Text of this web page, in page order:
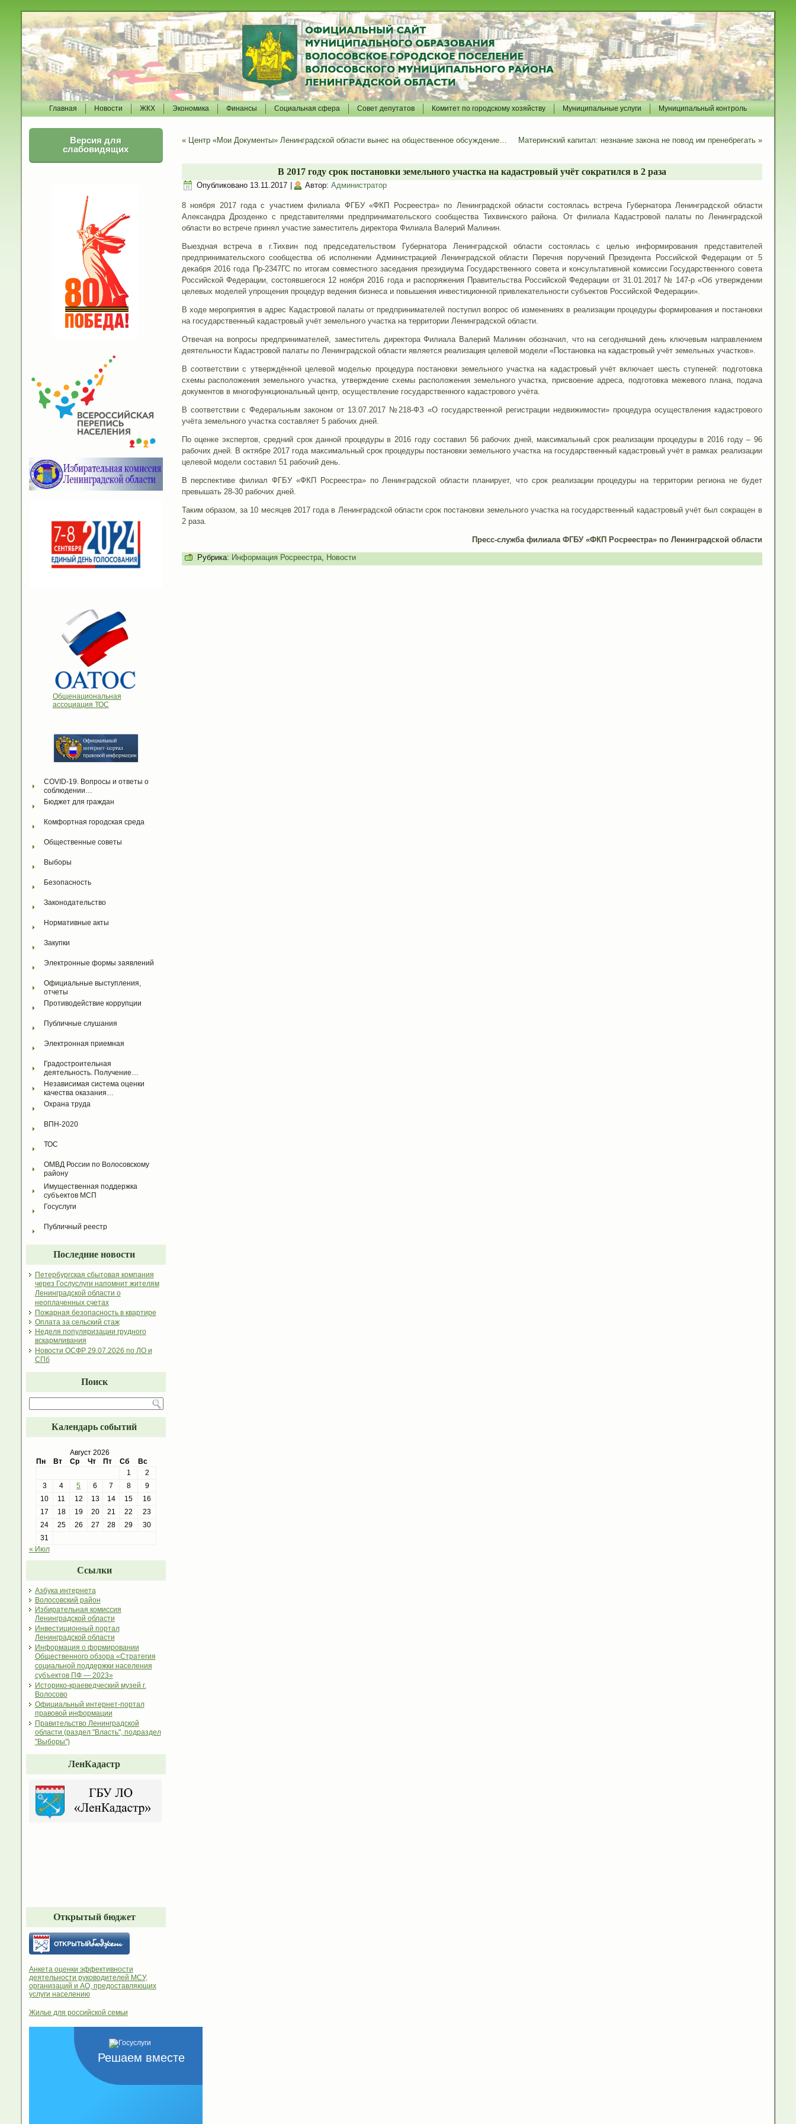
Главная Новости ЖКХ Экономика Финансы Социальная сфера Совет депутатов Комитет по городскому хозяйству Муниципальные услуги Муниципальный контроль
Версия для
слабовидящих
Общенациональная
ассоциация ТОС
COVID-19. Вопросы и ответы о
соблюдении…
Бюджет для граждан
Комфортная городская среда
Общественные советы
Выборы
Безопасность
Законодательство
Нормативные акты
Закупки
Электронные формы заявлений
Официальные выступления,
отчеты
Противодействие коррупции
Публичные слушания
Электронная приемная
Градостроительная
деятельность. Получение…
Независимая система оценки
качества оказания…
Охрана труда
ВПН-2020
ТОС
ОМВД России по Волосовскому
району
Имущественная поддержка
субъектов МСП
Госуслуги
Публичный реестр
Последние новости
Петербургская сбытовая компания
через Гослуслуги напомнит жителям
Ленинградской области о
неоплаченных счетах
Пожарная безопасность в квартире
Оплата за сельский стаж
Неделя популяризации грудного
вскармливания
Новости ОСФР 29.07.2026 по ЛО и
СПб
Поиск
Календарь событий
Август 2026
Пн
Вт Ср Чт Пт Сб
Вс
1
2
3
4 5 6 7 8
9
10
11 12 13 14 15
16
17
18 19 20 21 22
23
24
25 26 27 28 29
30
31
« Июл
Ссылки
Азбука интернета
Волосовский район
Избирательная комиссия
Ленинградской области
Инвестиционный портал
Ленинградской области
Информация о формировании
Общественного обзора «Стратегия
социальной поддержки населения
субъектов ПФ — 2023»
Историко-краеведческий музей г.
Волосово
Официальный интернет-портал
правовой информации
Правительство Ленинградской
области (раздел "Власть", подраздел
"Выборы")
ЛенКадастр
Открытый бюджет
Анкета оценки эффективности
деятельности руководителей МСУ,
организаций и АО, предоставляющих
услуги населению
Жилье для российской семьи
Решаем вместе
« Центр «Мои Документы» Ленинградской области вынес на общественное обсуждение… Материнский капитал: незнание закона не повод им пренебрегать»
В 2017 году срок постановки земельного участка на кадастровый учёт сократился в 2 раза
Опубликовано 13.11.2017 Автор: Администратор
8 ноября 2017 года с участием филиала ФГБУ «ФКП Росреестра» по Ленинградской области состоялась встреча Губернатора Ленинградской области
Александра Дрозденко с представителями предпринимательского сообщества Тихвинского района. От филиала Кадастровой палаты по Ленинградской
области во встрече принял участие заместитель директора Филиала Валерий Малинин.
Выездная встреча в г.Тихвин под председательством Губернатора Ленинградской области состоялась с целью информирования представителей
предпринимательского сообщества об исполнении Администрацией Ленинградской области Перечня поручений Президента Российской Федерации от 5
декабря 2016 года Пр-2347ГС по итогам совместного заседания президиума Государственного совета и консультативной комиссии Государственного совета
Российской Федерации, состоявшегося 12 ноября 2016 года и распоряжения Правительства Российской Федерации от 31.01.2017 № 147-р «Об утверждении
целевых моделей упрощения процедур ведения бизнеса и повышения инвестиционной привлекательности субъектов Российской Федерации».
В ходе мероприятия в адрес Кадастровой палаты от предпринимателей поступил вопрос об изменениях в реализации процедуры формирования и постановки
на государственный кадастровый учёт земельного участка на территории Ленинградской области.
Отвечая на вопросы предпринимателей, заместитель директора Филиала Валерий Малинин обозначил, что на сегодняшний день ключевым направлением
деятельности Кадастровой палаты по Ленинградской области является реализация целевой модели «Постановка на кадастровый учёт земельных участков».
В соответствии с утверждённой целевой моделью процедура постановки земельного участка на кадастровый учёт включает шесть ступеней: подготовка
схемы расположения земельного участка, утверждение схемы расположения земельного участка, присвоение адреса, подготовка межевого плана, подача
документов в многофункциональный центр, осуществление государственного кадастрового учёта.
В соответствии с Федеральным законом от 13.07.2017 №218-ФЗ «О государственной регистрации недвижимости» процедура осуществления кадастрового
учёта земельного участка составляет 5 рабочих дней.
По оценке экспертов, средний срок данной процедуры в 2016 году составил 56 рабочих дней, максимальный срок реализации процедуры в 2016 году – 96
рабочих дней. В октябре 2017 года максимальный срок процедуры постановки земельного участка на государственный кадастровый учёт в рамках реализации
целевой модели составил 51 рабочий день.
В перспективе филиал ФГБУ «ФКП Росреестра» по Ленинградской области планирует, что срок реализации процедуры на территории региона не будет
превышать 28-30 рабочих дней.
Таким образом, за 10 месяцев 2017 года в Ленинградской области срок постановки земельного участка на государственный кадастровый учёт был сокращен в
2 раза.
Пресс-служба филиала ФГБУ «ФКП Росреестра» по Ленинградской области
Рубрика: Информация Росреестра, Новости